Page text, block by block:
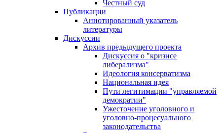
Честный суд
Публикации
Аннотированный указатель
литературы
Дискуссии
Архив предыдущего проекта
Дискуссия о "кризисе
либерализма"
Идеология консерватизма
Национальная идея
Пути легитимации "управляемой
демократии"
Ужесточение уголовного и
уголовно-процесуального
законодательства